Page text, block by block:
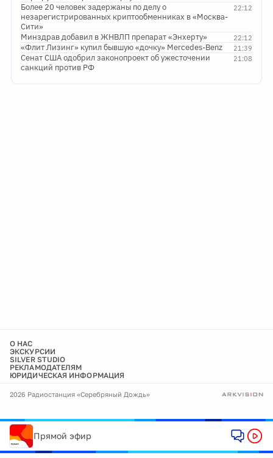
22:12
Более 20 человек задержаны по делу о
незарегистрированных криптообменниках в «Москва-
Сити»
22:12
Минздрав добавил в ЖНВЛП препарат «Энхерту»
21:39
«Флит Лизинг» купил бывшую «дочку» Mercedes-Benz
21:08
Сенат США одобрил законопроект об ужесточении
санкций против РФ
О НАС
ЭКСКУРСИИ
SILVER STUDIO
РЕКЛАМОДАТЕЛЯМ
ЮРИДИЧЕСКАЯ ИНФОРМАЦИЯ
2026 Радиостанция «Серебряный Дождь»
Прямой эфир